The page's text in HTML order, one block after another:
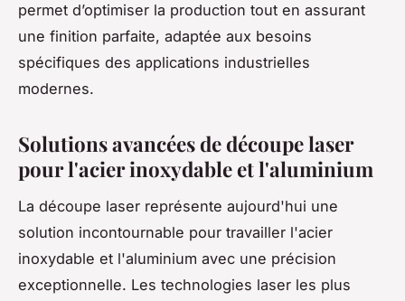
permet d’optimiser la production tout en assurant
une finition parfaite, adaptée aux besoins
spécifiques des applications industrielles
modernes.
Solutions avancées de découpe laser
pour l'acier inoxydable et l'aluminium
La découpe laser représente aujourd'hui une
solution incontournable pour travailler l'acier
inoxydable et l'aluminium avec une précision
exceptionnelle. Les technologies laser les plus